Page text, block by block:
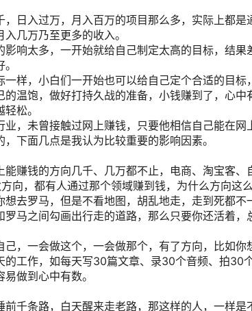
日入过万，月入百万的项目那么多，实际上都是
几万乃至更多的收入。
响太多，一开始就给自己制定太高的目标，结果
一样，小白们一开始也可以给自己定个合适的目标
的温饱，做好打持久战的准备，小钱赚到了，心中
松。
业，未曾接触过网上赚钱，只要他相信自己能在网
下面几点是我认为比较重要的影响因素。
能赚钱的方向几千、几万都不止，电商、淘宝客、
向，都有人通过那个领域赚到钱，为什么方向这么
想去罗马，但是不看地图，胡乱地走，走到死都不
罗马之间勾画出行走的道路，那么只要你还活着，
，一会做这个，一会做那个，有了方向，比如你
的工作，如每天写30篇文章、录30个音频、拍30
做到心中有数。
前千条路，白天醒来走老路，那这样的人，一样是